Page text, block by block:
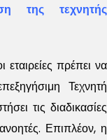
της τεχνητής
πρέπει να
Τεχνητή
τις διαδικασίες
Επιπλέον, η